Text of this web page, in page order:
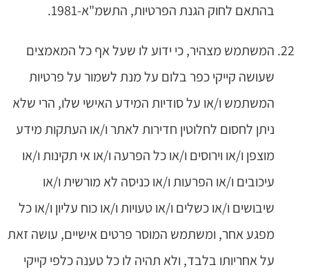
בהתאם לחוק הגנת הפרטיות, התשמ"א-1981.
המשתמש מצהיר, כי ידוע לו שעל אף כל המאמצים
שעושה קייקי כפר בלום על מנת לשמור על פרטיות
המשתמש ו/או על סודיות המידע האישי שלו, הרי שלא
ניתן לחסום לחלוטין חדירות לאתר ו/או העתקות מידע
מוצפן ו/או וירוסים ו/או כל הפרעה ו/או אי תקינות ו/או
עיכובים ו/או הפרעות ו/או כניסה לא מורשית ו/או
שיבושים ו/או כשלים ו/או טעויות ו/או כוח עליון ו/או כל
מפגע אחר, ומשתמש המוסר פרטים אישיים, עושה זאת
על אחריותו בלבד, ולא תהיה לו כל טענה כלפי קייקי